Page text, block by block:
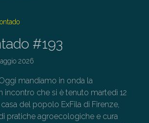
#193
2026
mandiamo in onda la
incontro che si è tenuto martedì 12
del popolo ExFila di Firenze,
pratiche agroecologiche e cura